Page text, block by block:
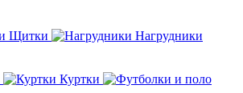
Щитки
Нагрудники
Куртки